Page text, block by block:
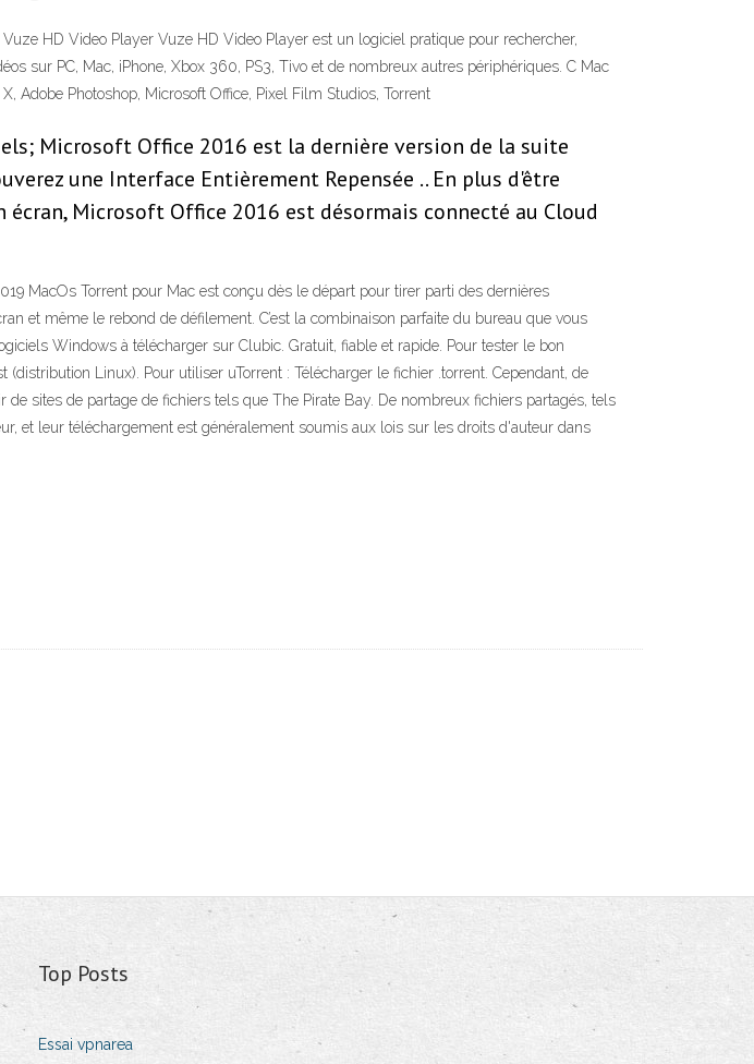
HD Video Player Vuze HD Video Player est un logiciel pratique pour rechercher,
sur PC, Mac, iPhone, Xbox 360, PS3, Tivo et de nombreux autres périphériques. C Mac
Adobe Photoshop, Microsoft Office, Pixel Film Studios, Torrent
Microsoft Office 2016 est la dernière version de la suite
une Interface Entièrement Repensée .. En plus d'être
Microsoft Office 2016 est désormais connecté au Cloud
MacOs Torrent pour Mac est conçu dès le départ pour tirer parti des dernières
et même le rebond de défilement. C’est la combinaison parfaite du bureau que vous
Windows à télécharger sur Clubic. Gratuit, fiable et rapide. Pour tester le bon
Linux). Pour utiliser uTorrent : Télécharger le fichier .torrent. Cependant, de
sites de partage de fichiers tels que The Pirate Bay. De nombreux fichiers partagés, tels
et leur téléchargement est généralement soumis aux lois sur les droits d'auteur dans
Top Posts
Essai vpnarea